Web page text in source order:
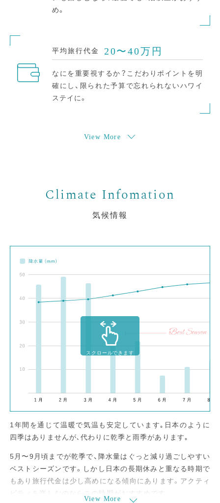
め。
平均旅行代金 20〜40万円
なにを重要視するか？こだわりポイントを明
確にし、限られた予算で忘れられないハワイ
ステイに。
View More
気候情報
スクロールできます
1年間を通じて温暖で気温も安定しています｡日本のように
四季はありませんが､代わりに乾季と雨季があります｡
5月〜9月頃までが乾季で、降水量はぐっと減り過ごしやすい
ベストシーズンです。しかし日本の長期休みと重なる時期で
もあり旅行代金は少し高めになる傾向にあります。アクティ
ビティを楽しむのならこの時期がおすすめです｡
View More